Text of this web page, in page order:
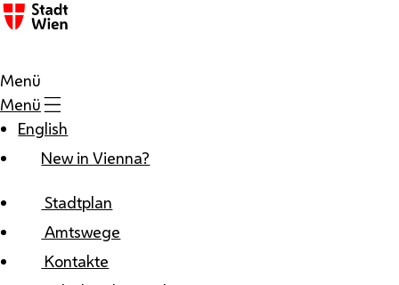
Zum Inhalt
Menü
Menü
English
New in Vienna?
Stadtplan
Amtswege
Kontakte